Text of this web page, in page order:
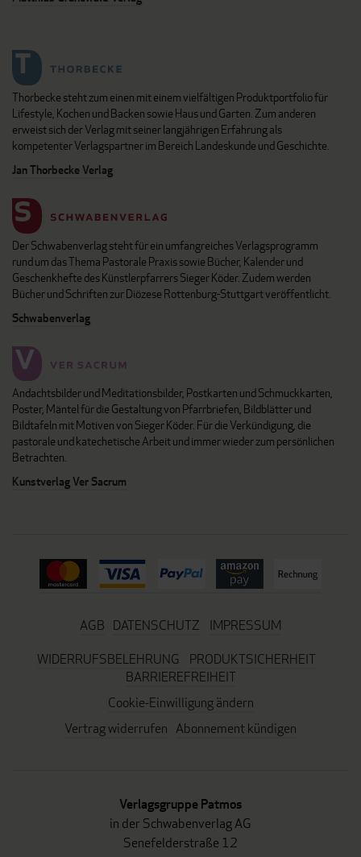
Thorbecke steht zum einen mit einem vielfältigen Produktportfolio für
Lifestyle, Kochen und Backen sowie Haus und Garten. Zum anderen
erweist sich der Verlag mit seiner langjährigen Erfahrung als
kompetenter Verlagspartner im Bereich Landeskunde und Geschichte.
Jan Thorbecke Verlag
Der Schwabenverlag steht für ein umfangreiches Verlagsprogramm
rund um das Thema Pastorale Praxis sowie Bücher, Kalender und
Geschenkhefte des Künstlerpfarrers Sieger Köder. Zudem werden
Bücher und Schriften zur Diözese Rottenburg-Stuttgart veröffentlicht.
Schwabenverlag
Andachtsbilder und Meditationsbilder, Postkarten und Schmuckkarten,
Poster, Mäntel für die Gestaltung von Pfarrbriefen, Bildblätter und
Bildtafeln mit Motiven von Sieger Köder. Für die Verkündigung, die
pastorale und katechetische Arbeit und immer wieder zum persönlichen
Betrachten.
Kunstverlag Ver Sacrum
AGB DATENSCHUTZ
IMPRESSUM
WIDERRUFSBELEHRUNG
PRODUKTSICHERHEIT
BARRIEREFREIHEIT
Cookie-Einwilligung ändern
Vertrag widerrufen Abonnement kündigen
Verlagsgruppe Patmos
in der Schwabenverlag AG
Senefelderstraße 12